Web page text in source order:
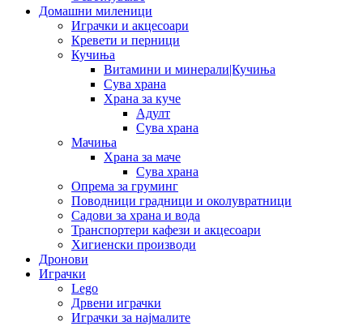
Домашни миленици
Играчки и акцесоари
Кревети и перници
Кучиња
Витамини и минерали|Кучиња
Сува храна
Храна за куче
Адулт
Сува храна
Мачиња
Храна за маче
Сува храна
Опрема за груминг
Поводници градници и околувратници
Садови за храна и вода
Транспортери кафези и акцесоари
Хигиенски производи
Дронови
Играчки
Lego
Дрвени играчки
Играчки за најмалите